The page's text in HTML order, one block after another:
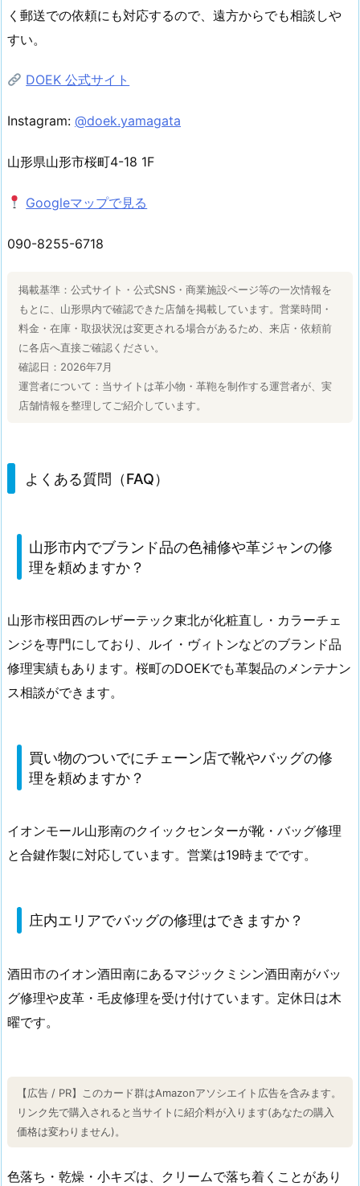
く郵送での依頼にも対応するので、遠方からでも相談しや
すい。
DOEK 公式サイト
Instagram: @doek.yamagata
山形県山形市桜町4-18 1F
Googleマップで見る
090-8255-6718
掲載基準：公式サイト・公式SNS・商業施設ページ等の一次情報を
もとに、山形県内で確認できた店舗を掲載しています。営業時間・
料金・在庫・取扱状況は変更される場合があるため、来店・依頼前
に各店へ直接ご確認ください。
確認日：2026年7月
運営者について：当サイトは革小物・革鞄を制作する運営者が、実
店舗情報を整理してご紹介しています。
よくある質問（FAQ）
山形市内でブランド品の色補修や革ジャンの修
理を頼めますか？
山形市桜田西のレザーテック東北が化粧直し・カラーチェ
ンジを専門にしており、ルイ・ヴィトンなどのブランド品
修理実績もあります。桜町のDOEKでも革製品のメンテナン
ス相談ができます。
買い物のついでにチェーン店で靴やバッグの修
理を頼めますか？
イオンモール山形南のクイックセンターが靴・バッグ修理
と合鍵作製に対応しています。営業は19時までです。
庄内エリアでバッグの修理はできますか？
酒田市のイオン酒田南にあるマジックミシン酒田南がバッ
グ修理や皮革・毛皮修理を受け付けています。定休日は木
曜です。
【広告 / PR】このカード群はAmazonアソシエイト広告を含みます。
リンク先で購入されると当サイトに紹介料が入ります(あなたの購入
価格は変わりません)。
色落ち・乾燥・小キズは、クリームで落ち着くことがあり